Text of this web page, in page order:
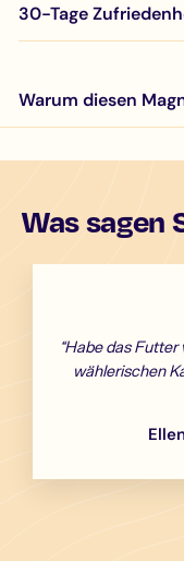
30-Tage
Warum diesen
Was sagen
“Habe das
wählerischen